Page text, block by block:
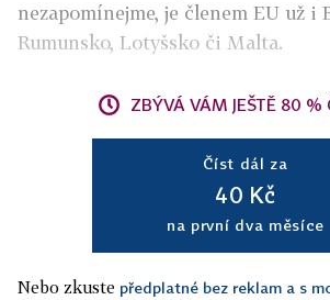
nezapomínejme, je členem EU už i
Rumunsko, Lotyšsko či Malta.
ZBÝVÁ VÁM JEŠTĚ 80 %
Číst dál za
40 Kč
na první dva měsíce
Nebo zkuste předplatné bez reklam a s